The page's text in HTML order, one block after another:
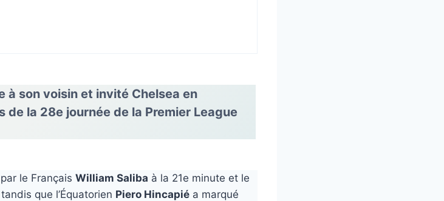
à son voisin et invité Chelsea en
de la 28e journée de la Premier League
le Français William Saliba à la 21e minute et le
que l’Équatorien Piero Hincapié a marqué